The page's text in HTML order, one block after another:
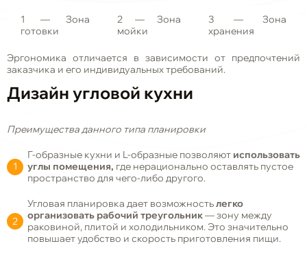
1 — Зона
готовки
2 — Зона
мойки
3 — Зона
хранения
Эргономика отличается в зависимости от предпочтений
заказчика и его индивидуальных требований.
Дизайн угловой кухни
Преимущества данного типа планировки
Г-образные кухни и L-образные позволяют использовать
углы помещения, где нерационально оставлять пустое
пространство для чего-либо другого.
Угловая планировка дает возможностьлегко
организовать рабочий треугольник— зону между
раковиной, плитой и холодильником. Это значительно
повышает удобство и скорость приготовления пищи.